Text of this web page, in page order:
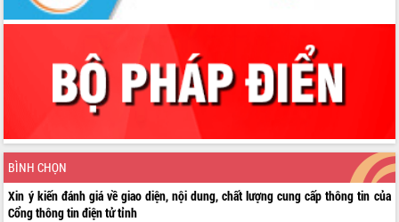
BÌNH CHỌN
Xin ý kiến đánh giá về giao diện, nội dung, chất lượng cung cấp thông tin của
Cổng thông tin điện tử tỉnh